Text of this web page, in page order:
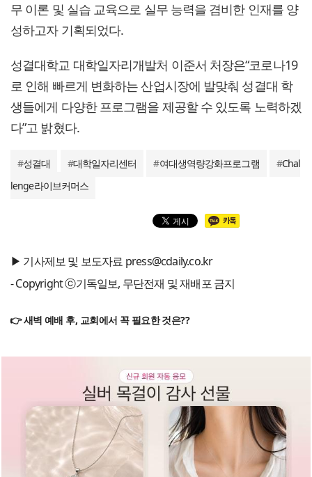
무 이론 및 실습 교육으로 실무 능력을 겸비한 인재를 양
성하고자 기획되었다.
성결대학교 대학일자리개발처 이준서 처장은“코로나19
로 인해 빠르게 변화하는 산업시장에 발맞춰 성결대 학
생들에게 다양한 프로그램을 제공할 수 있도록 노력하겠
다”고 밝혔다.
#성결대 #대학일자리센터 #여대생역량강화프로그램 #Chal
lenge라이브커머스
▶ 기사제보 및 보도자료 press@cdaily.co.kr
- Copyright ⓒ기독일보, 무단전재 및 재배포 금지
👉 새벽 예배 후, 교회에서 꼭 필요한 것은??